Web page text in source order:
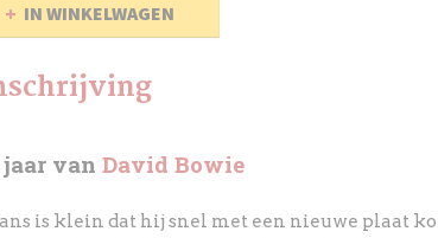
IN WINKELWAGEN
van David Bowie
is klein dat hij snel met een nieuwe plaat